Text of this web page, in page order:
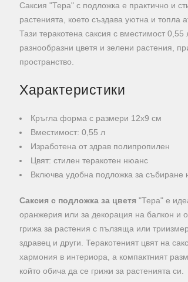
Саксия "Тера" с подложка е практично и
растенията, което създава уютна и
Тази теракотена саксия с вместимост
разнообразни цветя и зелени растения,
пространство.
Характеристики
Кръгла форма с размери 12х9 см
Вместимост: 0,55 л
Изработена от здрав полипропилен
Цвят: стилен теракотен нюанс
Включва удобна подложка за събиране
Саксия с подложка за цветя "Тера" е
оранжерия или за декорация на балкон и
грижа за растения с пълзяща или
здравец и други. Теракотеният цвят на
хармония в интериора, а компактният
който обича да се грижи за растенията си.